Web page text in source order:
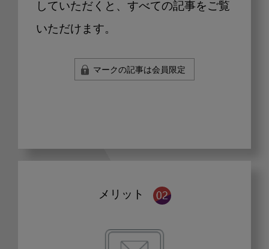
していただくと、すべての記事をご覧
いただけます。
マークの記事は会員限定
メリット